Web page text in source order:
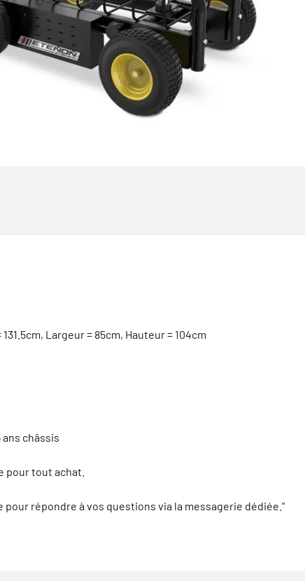
Largeur = 85cm, Hauteur = 104cm
ans châssis
pour tout achat.
pour répondre à vos questions via la messagerie dédiée."